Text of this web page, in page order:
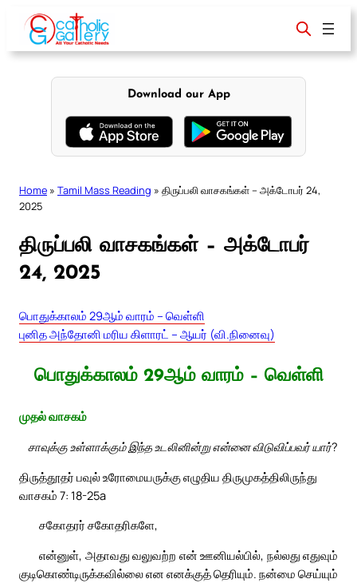
content
Download our App
Home » Tamil Mass Reading » திருப்பலி வாசகங்கள் – அக்டோபர் 24,
2025
திருப்பலி வாசகங்கள் – அக்டோபர்
24, 2025
பொதுக்காலம் 29ஆம் வாரம் – வெள்ளி
புனித அந்தோனி மரிய கிளாரட் – ஆயர் (வி.நினைவு)
பொதுக்காலம் 29ஆம் வாரம் – வெள்ளி
முதல் வாசகம்
சாவுக்கு உள்ளாக்கும் இந்த உடலினின்று என்னை விடுவிப்பவர் யார்?
திருத்தூதர் பவுல் உரோமையருக்கு எழுதிய திருமுகத்திலிருந்து
வாசகம் 7: 18-25a
சகோதரர் சகோதரிகளே,
என்னுள், அதாவது வலுவற்ற என் ஊனியல்பில், நல்லது எதுவும்
குடிகொண்டிருக்கவில்லை என எனக்குத் தெரியும். நன்மை செய்யும்